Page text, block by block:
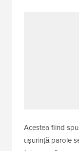
Acestea fiind
ușurință parole